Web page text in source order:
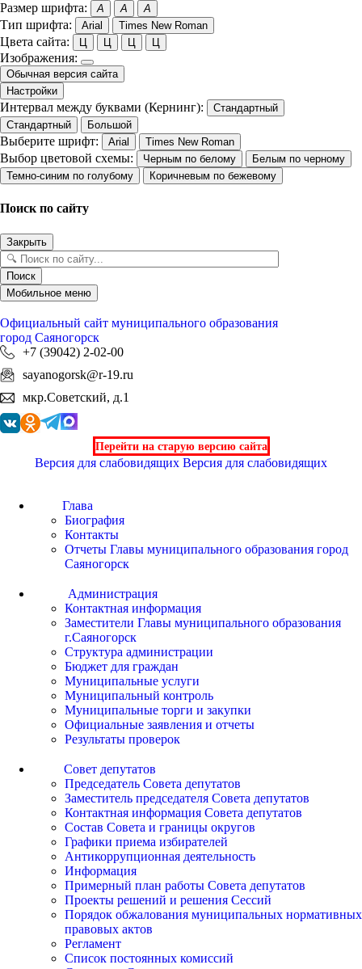
Размер шрифта: A A A
Тип шрифта: Arial Times New Roman
Цвета сайта: Ц Ц Ц Ц
Изображения:
Обычная версия сайта
Настройки
Интервал между буквами (Кернинг):
Стандартный
Стандартный
Большой
Выберите шрифт: Arial Times New Roman
Выбор цветовой схемы: Черным по белому
Белым по черному
Темно-синим по голубому
Коричневым по бежевому
Поиск по сайту
Закрыть
Поиск
Мобильное меню
Официальный сайт муниципального образования
город Саяногорск
+7 (39042) 2-02-00
sayanogorsk@r-19.ru
мкр.Советский, д.1
Перейти на старую версию сайта
Версия для слабовидящих Версия для слабовидящих
Глава
Биография
Контакты
Отчеты Главы муниципального образования город
Саяногорск
Администрация
Контактная информация
Заместители Главы муниципального образования
г.Саяногорск
Структура администрации
Бюджет для граждан
Муниципальные услуги
Муниципальный контроль
Муниципальные торги и закупки
Официальные заявления и отчеты
Результаты проверок
Совет депутатов
Председатель Совета депутатов
Заместитель председателя Совета депутатов
Контактная информация Совета депутатов
Состав Совета и границы округов
Графики приема избирателей
Антикоррупционная деятельность
Информация
Примерный план работы Совета депутатов
Проекты решений и решения Сессий
Порядок обжалования муниципальных нормативных
правовых актов
Регламент
Список постоянных комиссий